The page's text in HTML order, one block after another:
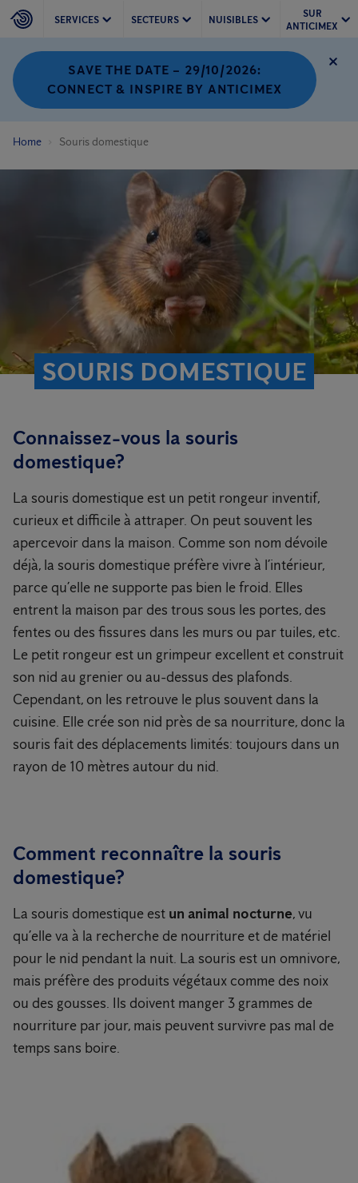
SERVICES SECTEURS NUISIBLES
SUR
ANTICIMEX
SAVE THE DATE – 29/10/2026:
CONNECT & INSPIRE BY ANTICIMEX
Home Souris domestique
SOURIS DOMESTIQUE
Connaissez-vous la souris
domestique?
La souris domestique est un petit rongeur inventif,
curieux et difficile à attraper. On peut souvent les
apercevoir dans la maison. Comme son nom dévoile
déjà, la souris domestique préfère vivre à l’intérieur,
parce qu’elle ne supporte pas bien le froid. Elles
entrent la maison par des trous sous les portes, des
fentes ou des fissures dans les murs ou par tuiles, etc.
Le petit rongeur est un grimpeur excellent et construit
son nid au grenier ou au-dessus des plafonds.
Cependant, on les retrouve le plus souvent dans la
cuisine. Elle crée son nid près de sa nourriture, donc la
souris fait des déplacements limités: toujours dans un
rayon de 10 mètres autour du nid.
Comment reconnaître la souris
domestique?
La souris domestique est un animal nocturne, vu
qu’elle va à la recherche de nourriture et de matériel
pour le nid pendant la nuit. La souris est un omnivore,
mais préfère des produits végétaux comme des noix
ou des gousses. Ils doivent manger 3 grammes de
nourriture par jour, mais peuvent survivre pas mal de
temps sans boire.